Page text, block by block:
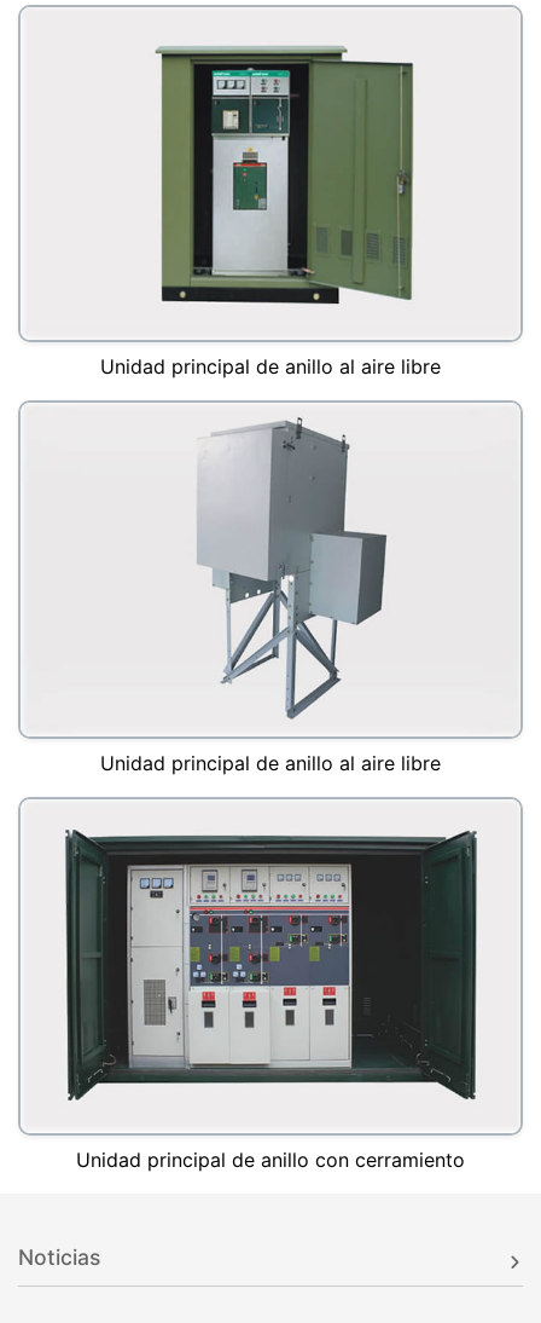
Unidad principal de anillo al aire libre
Unidad principal de anillo al aire libre
Unidad principal de anillo con cerramiento
Noticias